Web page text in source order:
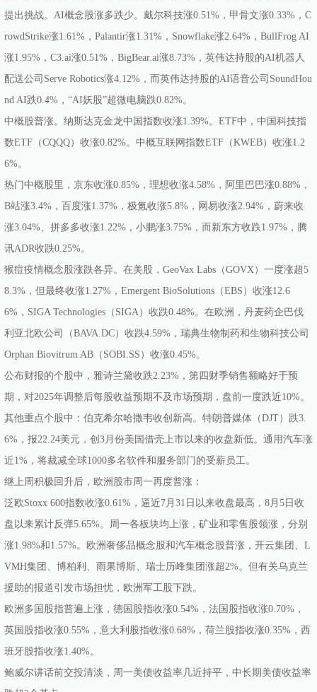
提出挑战。AI概念股涨多跌少。戴尔科技涨0.51%，甲骨文涨0.33%，C
rowdStrike涨1.61%，Palantir涨1.31%，Snowflake涨2.64%，BullFrog AI
涨1.95%，C3.ai涨0.51%，BigBear.ai涨8.73%，英伟达持股的AI机器人
配送公司Serve Robotics涨4.12%，而英伟达持股的AI语音公司SoundHou
nd AI跌0.4%，“AI妖股”超微电脑跌0.82%。
中概股普涨。纳斯达克金龙中国指数收涨1.39%。ETF中，中国科技指
数ETF（CQQQ）收涨0.82%。中概互联网指数ETF（KWEB）收涨1.2
6%。
热门中概股里，京东收涨0.85%，理想收涨4.58%，阿里巴巴涨0.88%，
B站涨3.4%，百度涨1.37%，极氪收涨5.8%，网易收涨2.94%，蔚来收
涨3.04%、拼多多收涨1.22%，小鹏涨3.75%，而新东方收跌1.97%，腾
讯ADR收跌0.25%。
猴痘疫情概念股涨跌各异。在美股，GeoVax Labs（GOVX）一度涨超5
8.3%，但最终收涨1.27%，Emergent BioSolutions（EBS）收涨12.6
6%，SIGA Technologies（SIGA）收跌0.48%。在欧洲，丹麦药企巴伐
利亚北欧公司（BAVA.DC）收跌4.59%，瑞典生物制药和生物科技公司
Orphan Biovitrum AB（SOBI.SS）收涨0.45%。
公布财报的个股中，雅诗兰黛收跌2.23%，第四财季销售额略好于预
期，对2025年调整后每股收益预期不及市场预期，盘前一度跌近10%。
其他重点个股中：伯克希尔哈撒韦收创新高。特朗普媒体（DJT）跌3.
6%，报22.24美元，创3月份美国借壳上市以来的收盘新低。通用汽车涨
近1%，将裁减全球1000多名软件和服务部门的受薪员工。
继上周积极回升后，欧洲股市周一再度普涨：
泛欧Stoxx 600指数收涨0.61%，逼近7月31日以来收盘最高，8月5日收
盘以来累计反弹5.65%。周一各板块均上涨，矿业和零售股领涨，分别
涨1.98%和1.57%。欧洲奢侈品概念股和汽车概念股普涨，开云集团、L
VMH集团、博柏利、雨果博斯、瑞士历峰集团涨超2%。但有关乌克兰
援助的报道引发市场担忧，欧洲军工股下跌。
欧洲多国股指普遍上涨，德国股指收涨0.54%，法国股指收涨0.70%，
英国股指收涨0.55%，意大利股指收涨0.68%，荷兰股指收涨0.35%，西
班牙股指收涨1.40%。
鲍威尔讲话前交投清淡，周一美债收益率几近持平，中长期美债收益率